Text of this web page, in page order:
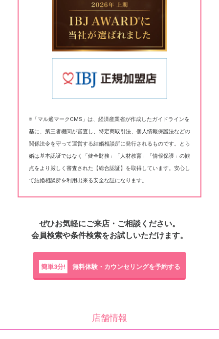
※「マル適マークCMS」は、経済産業省が作成したガイドラインを
基に、第三者機関が審査し、特定商取引法、個人情報保護法などの
関係法令を守って運営する結婚相談所に発行されるものです。とら
婚は基本認証ではなく「健全財務」「人材教育」「情報保護」の観
点をより厳しく審査された【総合認証】を取得しています。安心し
て結婚相談所を利用出来る安全な証になります。
ぜひお気軽にご来店・ご相談ください。
会員検索や条件検索をお試しいただけます。
簡単3分! 無料体験・カウンセリングを予約する
店舗情報